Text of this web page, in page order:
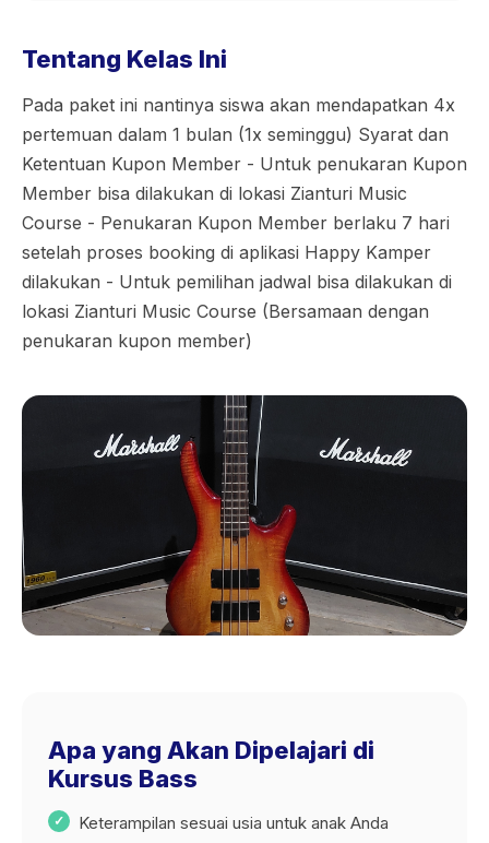
Tentang Kelas Ini
Pada paket ini nantinya siswa akan mendapatkan 4x
pertemuan dalam 1 bulan (1x seminggu) Syarat dan
Ketentuan Kupon Member - Untuk penukaran Kupon
Member bisa dilakukan di lokasi Zianturi Music
Course - Penukaran Kupon Member berlaku 7 hari
setelah proses booking di aplikasi Happy Kamper
dilakukan - Untuk pemilihan jadwal bisa dilakukan di
lokasi Zianturi Music Course (Bersamaan dengan
penukaran kupon member)
Apa yang Akan Dipelajari di
Kursus Bass
Keterampilan sesuai usia untuk anak Anda